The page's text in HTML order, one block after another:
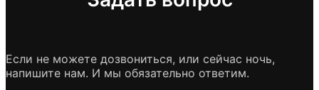
Если не можете дозвониться, или сейчас ночь,
напишите нам. И мы обязательно ответим.